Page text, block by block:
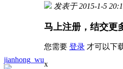
jianhong_wu
发表于 2015-1-5
马上注册，结交更
您需要 登录 才可以下
x